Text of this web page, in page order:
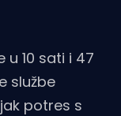
u 10 sati i 47
službe
potres s